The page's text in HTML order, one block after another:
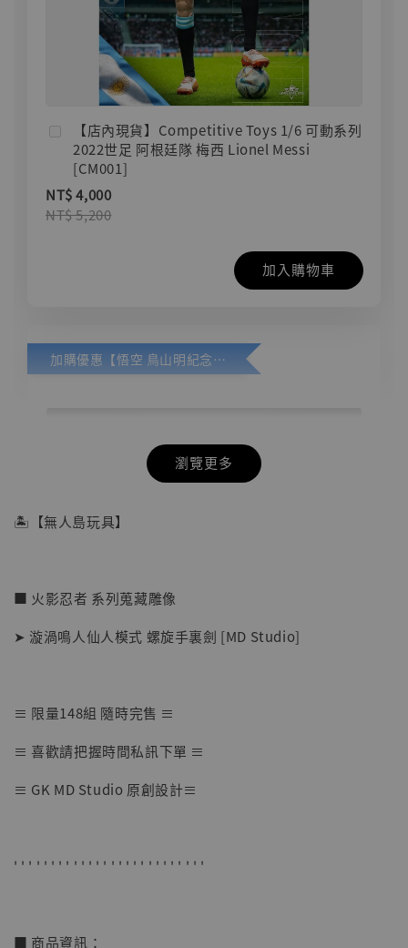
【店內現貨】Competitive Toys 1/6 可動系列
2022世足 阿根廷隊 梅西 Lionel Messi
[CM001]
NT$ 4,000
NT$ 5,200
加入購物車
加購優惠【悟空 鳥山明紀念款 [奇蹟工作室]】
【店內現貨】七龍珠 系列蒐藏雕像 悟空 鳥山
NT$ 4,280
瀏覽更多
🏝【無人島玩具】
■ 火影忍者 系列蒐藏雕像
➤ 漩渦鳴人仙人模式 螺旋手裏劍 [MD Studio]
≡ 限量148組 隨時完售 ≡
≡ 喜歡請把握時間私訊下單 ≡
≡ GK MD Studio 原創設計≡
' ' ' ' ' ' ' ' ' ' ' ' ' ' ' ' ' ' ' ' ' ' ' ' ' '
■ 商品資訊：